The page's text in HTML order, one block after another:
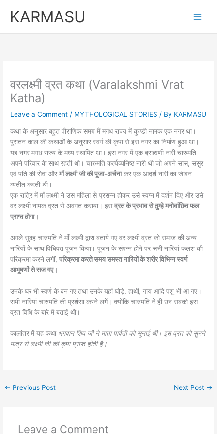
KARMASU
वरलक्ष्मी व्रत कथा (Varalakshmi Vrat
Katha)
Leave a Comment / MYTHOLOGICAL STORIES / By KARMASU
कथा के अनुसार बहुत पौराणिक समय मैं मगध राज्य में कुण्डी नामक एक नगर था।
पुरातन काल की कथाओं के अनुसार स्वर्ग की कृपा से इस नगर का निर्माण हुआ था।
यह नगर मगध राज्य के मध्य स्थापित था। इस नगर में एक ब्राह्मणी नारी चारुमति
अपने परिवार के साथ रहती थी। चारुमति कर्त्यव्यनिष्ठ नारी थी जो अपने सास, ससुर
एवं पति की सेवा औरमाँ लक्ष्मी जी की पूजा-अर्चनाकर एक आदर्श नारी का जीवन
व्यतीत करती थी।
एक रात्रि में माँ लक्ष्मी ने उस महिला से प्रसन्न होकर उसे स्वप्न में दर्शन दिए और उसे
वर लक्ष्मी नामक व्रत से अवगत कराया। इसव्रत के प्रभाव से तुम्हे मनोवांछित फल
प्राप्त होगा।
अगले सुबह चारुमति ने माँ लक्ष्मी द्वारा बताये गए वर लक्ष्मी व्रत को समाज की अन्य
नारियों के साथ विधिवत पूजन किया। पूजन के संपन्न होने पर सभी नारियां कलश की
परिक्रमा करने लगीं,परिक्रमा करते समय समस्त नारियों के शरीर विभिन्न स्वर्ण
आभूषणों से सज गए।
उनके घर भी स्वर्ण के बन गए तथा उनके यहां घोड़े, हाथी, गाय आदि पशु भी आ गए।
सभी नारियां चारुमति की प्रशंसा करने लगें। क्योंकि चारुमति ने ही उन सबको इस
व्रत विधि के बारे में बताई थी।
कालांतर में यह कथा भगवान शिव जी ने माता पार्वती को सुनाई थी। इस व्रत को सुनने
मात्र से लक्ष्मी जी की कृपा प्राप्त होती है।
← Previous Post Next Post →
Leave a Comment